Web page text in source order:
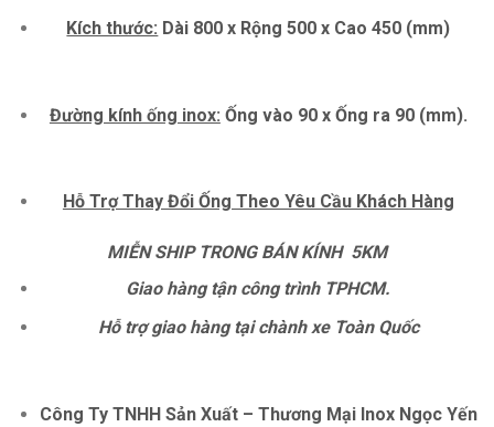
Kích thước: Dài 800 x Rộng 500 x Cao 450 (mm)
Đường kính ống inox: Ống vào 90 x Ống ra 90 (mm).
Hỗ Trợ Thay Đổi Ống Theo Yêu Cầu Khách Hàng
MIỄN SHIP TRONG BÁN KÍNH 5KM
Giao hàng tận công trình TPHCM.
Hỗ trợ giao hàng tại chành xe Toàn Quốc
Công Ty TNHH Sản Xuất – Thương Mại Inox Ngọc Yến